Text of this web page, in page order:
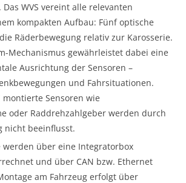
WVS vereint alle relevanten
kompakten Aufbau: Fünf optische
Räderbewegung relativ zur Karosserie.
Mechanismus gewährleistet dabei eine
Ausrichtung der Sensoren –
und Fahrsituationen.
montierte Sensoren wie
oder Raddrehzahlgeber werden durch
nicht beeinflusst.
werden über eine Integratorbox
und über CAN bzw. Ethernet
am Fahrzeug erfolgt über